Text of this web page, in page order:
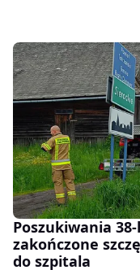
Poszukiwania
zakończone
do szpitala